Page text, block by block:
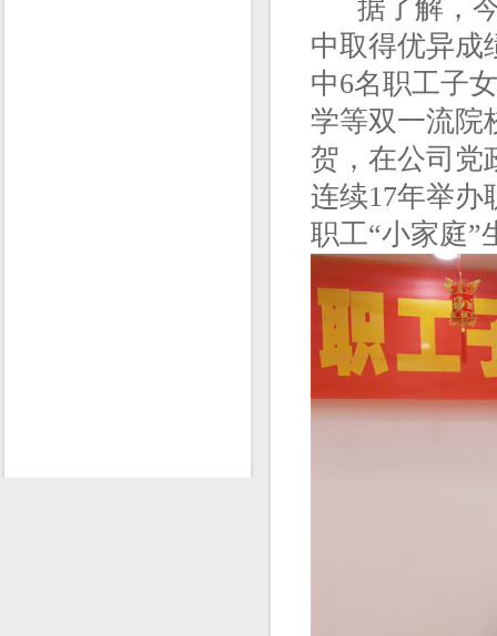
据了解，今
中取得优异成
中6名职工子
学等双一流院
贺，在公司党
连续17年举办
职工“小家庭”